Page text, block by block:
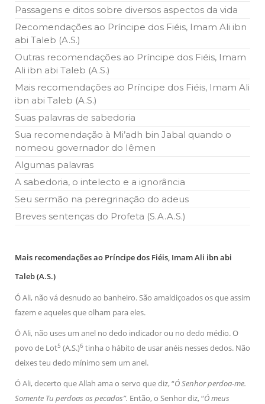
Islâmico no Brasil parabeniza a nação islâmica pela chegada
no ano novo muçulmano de 1435 Hejrita. Desejamos a
todos os irmãos e irmãs um novo
Falecimento do Imam Ali Ibn Al-Hussein
(A.S.)
data em que relembramos o martírio do quarto Imam dos
muçulmanos, o Imam Ali Ibn Al-Hussein Ibn Ali Ibn Abi Táleb
NOTÍCIAS
Centro Islâmico no Brasil recebe o ex-
ministro das Relações Exteriores da
Na noite da quinta-feira, 03 de Abril, o Centro Islâmico no
Brasil recebeu em sua sede, em São Paulo, o ex-ministro das
Relações Exteriores da República Islâmica do Irã, Sr. Kamal
Passagens e ditos sobre diversos aspectos da vida
Recomendações ao Príncipe dos Fiéis, Imam Ali ibn
abi Taleb (A.S.)
Outras recomendações ao Príncipe dos Fiéis, Imam
Ali ibn abi Taleb (A.S.)
Mais recomendações ao Príncipe dos Fiéis, Imam Ali
ibn abi Taleb (A.S.)
Suas palavras de sabedoria
Sua recomendação à Mi’adh bin Jabal quando o
nomeou governador do Iêmen
Algumas palavras
A sabedoria, o intelecto e a ignorância
Seu sermão na peregrinação do adeus
Breves sentenças do Profeta (S.A.A.S.)
Mais recomendações ao Príncipe dos Fiéis, Imam Ali ibn abi
Taleb (A.S.)
Ó Ali, não vá desnudo ao banheiro. São amaldiçoados os que assim
fazem e aqueles que olham para eles.
Ó Ali, não uses um anel no dedo indicador ou no dedo médio. O
povo de Lot5 (A.S.)6 tinha o hábito de usar anéis nesses dedos. Não
deixes teu dedo mínimo sem um anel.
Ó Ali, decerto que Allah ama o servo que diz, “Ó Senhor perdoa-me.
Somente Tu perdoas os pecados”. Então, o Senhor diz, “Ó meus